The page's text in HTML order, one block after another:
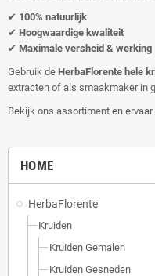
HOME
HerbaFlorente
Kruiden
Kruiden Gemalen
Kruiden Gesneden
✔ 100% natuurlijk
✔ Hoogwaardige kwaliteit
✔ Maximale versheid & werking
Gebruik de HerbaFlorente hele
extracten of als smaakmaker in
Bekijk ons assortiment en